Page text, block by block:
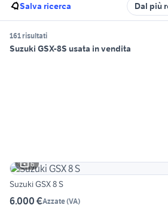
Salva ricerca Dal più
161 risultati
Suzuki GSX-8S usata in vendita
6
Suzuki GSX 8 S
6.000 €Azzate(VA)